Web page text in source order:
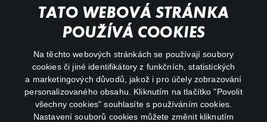
TATO WEBOVÁ STRÁNKA
POUŽÍVÁ COOKIES
Na těchto webových stránkách se používají soubory
cookies či jiné identifikátory z funkčních, statistických
a marketingových důvodů, jakož i pro účely zobrazování
personalizovaného obsahu. Kliknutím na tlačítko "Povolit
všechny cookies" souhlasíte s používáním cookies.
Nastavení souborů cookies můžete změnit kliknutím
My profile
facebookinstagram
youtube